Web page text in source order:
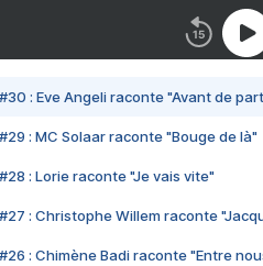
#30 : Eve Angeli raconte "Avant de
#29 : MC Solaar raconte "Bouge de là"
#28 : Lorie raconte "Je vais vite"
#27 : Christophe Willem raconte
#26 : Chimène Badi raconte "Entre